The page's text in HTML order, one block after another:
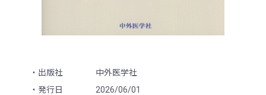
出版社
中外医学社
発行日
2026/06/01